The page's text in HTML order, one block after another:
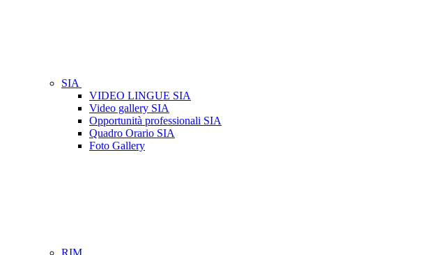
SIA
VIDEO LINGUE SIA
Video gallery SIA
Opportunità professionali SIA
Quadro Orario SIA
Foto Gallery